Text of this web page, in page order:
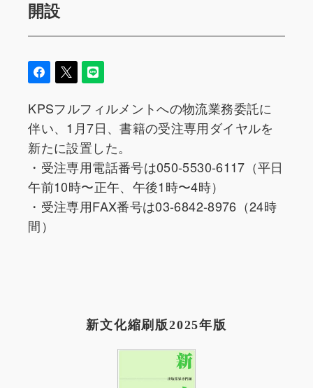
開設
KPSフルフィルメントへの物流業務委託に
伴い、1月7日、書籍の受注専用ダイヤルを
新たに設置した。
・受注専用電話番号は050-5530-6117（平日
午前10時〜正午、午後1時〜4時）
・受注専用FAX番号は03-6842-8976（24時
間）
新文化縮刷版2025年版